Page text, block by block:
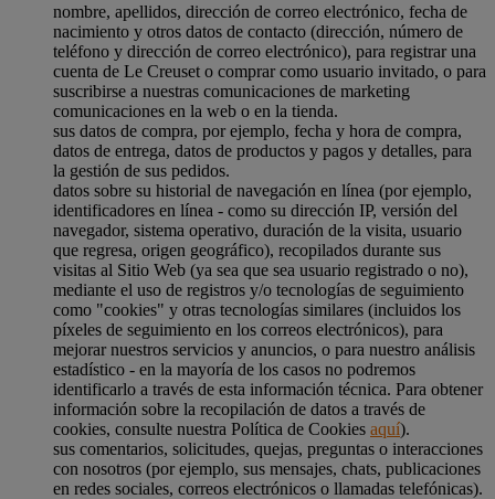
nombre, apellidos, dirección de correo electrónico, fecha de
nacimiento y otros datos de contacto (dirección, número de
teléfono y dirección de correo electrónico), para registrar una
cuenta de Le Creuset o comprar como usuario invitado, o para
suscribirse a nuestras comunicaciones de marketing
comunicaciones en la web o en la tienda.
sus datos de compra, por ejemplo, fecha y hora de compra,
datos de entrega, datos de productos y pagos y detalles, para
la gestión de sus pedidos.
datos sobre su historial de navegación en línea (por ejemplo,
identificadores en línea - como su dirección IP, versión del
navegador, sistema operativo, duración de la visita, usuario
que regresa, origen geográfico), recopilados durante sus
visitas al Sitio Web (ya sea que sea usuario registrado o no),
mediante el uso de registros y/o tecnologías de seguimiento
como "cookies" y otras tecnologías similares (incluidos los
píxeles de seguimiento en los correos electrónicos), para
mejorar nuestros servicios y anuncios, o para nuestro análisis
estadístico - en la mayoría de los casos no podremos
identificarlo a través de esta información técnica. Para obtener
información sobre la recopilación de datos a través de
cookies, consulte nuestra Política de Cookies aquí).
sus comentarios, solicitudes, quejas, preguntas o interacciones
con nosotros (por ejemplo, sus mensajes, chats, publicaciones
en redes sociales, correos electrónicos o llamadas telefónicas).